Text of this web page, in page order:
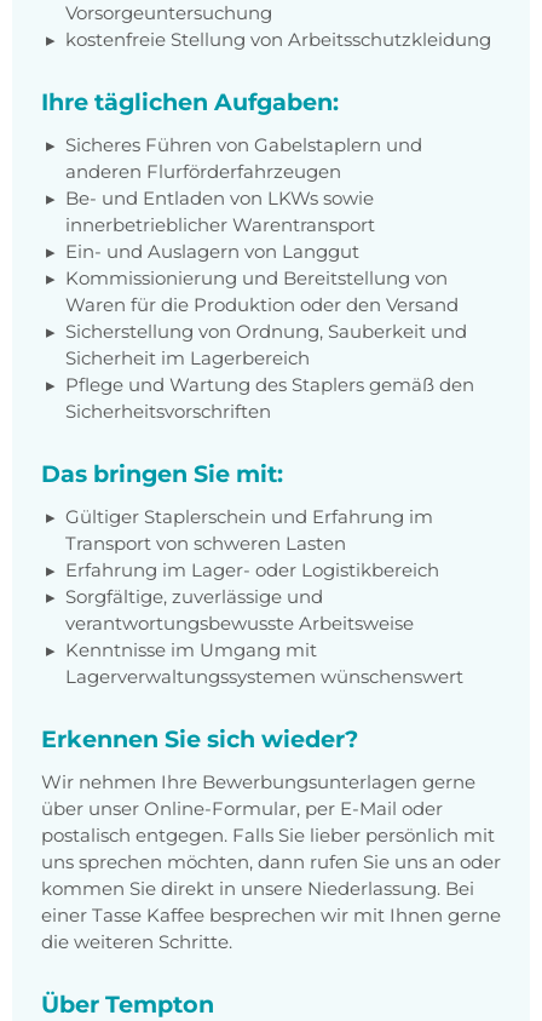
Vorsorgeuntersuchung
kostenfreie Stellung von Arbeitsschutzkleidung
Ihre täglichen Aufgaben:
Sicheres Führen von Gabelstaplern und
anderen Flurförderfahrzeugen
Be- und Entladen von LKWs sowie
innerbetrieblicher Warentransport
Ein- und Auslagern von Langgut
Kommissionierung und Bereitstellung von
Waren für die Produktion oder den Versand
Sicherstellung von Ordnung, Sauberkeit und
Sicherheit im Lagerbereich
Pflege und Wartung des Staplers gemäß den
Sicherheitsvorschriften
Das bringen Sie mit:
Gültiger Staplerschein und Erfahrung im
Transport von schweren Lasten
Erfahrung im Lager- oder Logistikbereich
Sorgfältige, zuverlässige und
verantwortungsbewusste Arbeitsweise
Kenntnisse im Umgang mit
Lagerverwaltungssystemen wünschenswert
Erkennen Sie sich wieder?
Wir nehmen Ihre Bewerbungsunterlagen gerne
über unser Online-Formular, per E-Mail oder
postalisch entgegen. Falls Sie lieber persönlich mit
uns sprechen möchten, dann rufen Sie uns an oder
kommen Sie direkt in unsere Niederlassung. Bei
einer Tasse Kaffee besprechen wir mit Ihnen gerne
die weiteren Schritte.
Über Tempton